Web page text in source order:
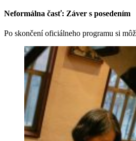
Neformálna časť: Záver s posedením
Po skončení oficiálneho programu si